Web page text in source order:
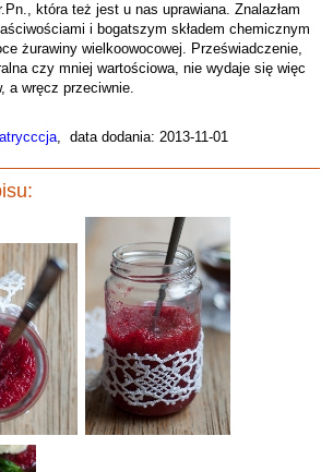
która też jest u nas uprawiana. Znalazłam
i bogatszym składem chemicznym
żurawiny wielkoowocowej. Przeświadczenie,
czy mniej wartościowa, nie wydaje się więc
a wręcz przeciwnie.
, data dodania: 2013-11-01